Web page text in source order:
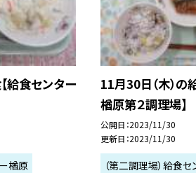
給食センター
楢原
11月30日（木）の
楢原第２調理場】
公開日 2023/11/30
更新日 2023/11/30
（第二調理場）給食